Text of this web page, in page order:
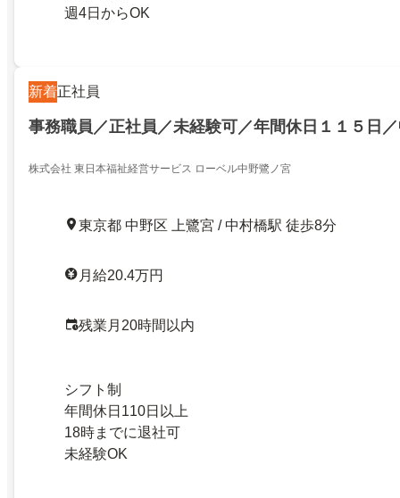
週4日からOK
新着正社員
事務職員／正社員／未経験可／年間休日１１５日
株式会社 東日本福祉経営サービス ローベル中野鷺ノ宮
東京都 中野区 上鷺宮 / 中村橋駅 徒歩8分
月給20.4万円
残業月20時間以内
シフト制
年間休日110日以上
18時までに退社可
未経験OK